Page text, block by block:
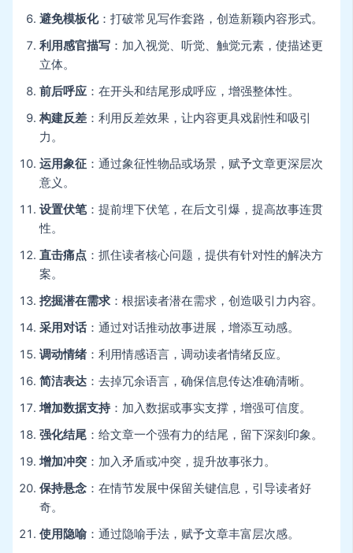
避免模板化：打破常见写作套路，创造新颖内容形式。
利用感官描写 ：加入视觉、听觉、触觉元素，使描述更
立体。
前后呼应 ：在开头和结尾形成呼应，增强整体性。
构建反差 ：利用反差效果，让内容更具戏剧性和吸引
力。
运用象征 ：通过象征性物品或场景，赋予文章更深层次
意义。
设置伏笔：提前埋下伏笔，在后文引爆，提高故事连贯
性。
直击痛点 ：抓住读者核心问题，提供有针对性的解决方
案。
挖掘潜在需求 ：根据读者潜在需求，创造吸引力内容。
采用对话 ：通过对话推动故事进展，增添互动感。
调动情绪 ：利用情感语言，调动读者情绪反应。
简洁表达 ：去掉冗余语言，确保信息传达准确清晰。
增加数据支持 ：加入数据或事实支撑，增强可信度。
强化结尾 ：给文章一个强有力的结尾，留下深刻印象。
增加冲突 ：加入矛盾或冲突，提升故事张力。
保持悬念 ：在情节发展中保留关键信息，引导读者好
奇。
使用隐喻 ：通过隐喻手法，赋予文章丰富层次感。